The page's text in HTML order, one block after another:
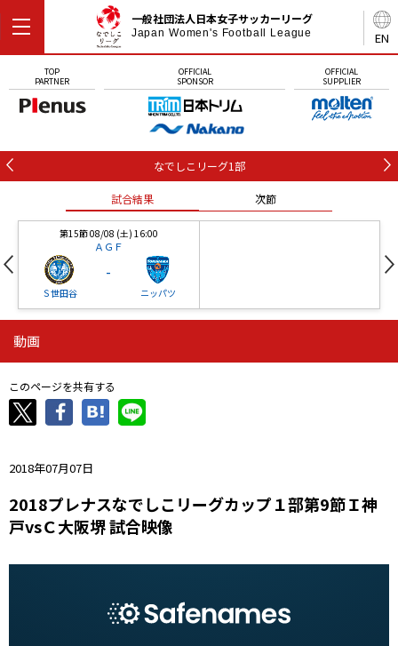
EN
一般社団法人日本女子サッカーリーグ
Japan Women's Football League
TOP
PARTNER
OFFICIAL
SPONSOR
OFFICIAL
SUPPLIER
なでしこリーグ1部
試合結果 次節
第15節 08/08 (土) 16:00
ＡＧＦ
Ｓ世田谷
-
ニッパツ
ニッパツ
ニッパツ
-
石人の星
動画
このページを共有する
2018年07月07日
2018プレナスなでしこリーグカップ１部第9節Ｉ神
戸vsＣ大阪堺 試合映像